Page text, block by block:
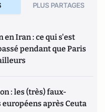
PLUS PARTAGES
en Iran : ce qui s'est
pendant que Paris
: les (très) faux-
après Ceuta